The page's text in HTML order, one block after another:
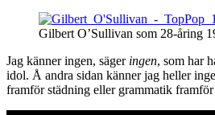
Gilbert O’Sullivan som 28-åring
Jag känner ingen, säger ingen, som har
idol. Å andra sidan känner jag heller
framför städning eller grammatik